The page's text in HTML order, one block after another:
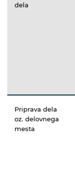
dela
Priprava dela
oz. delovnega
mesta